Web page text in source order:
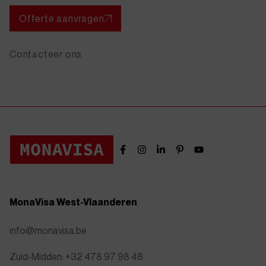
Offerte aanvragen
Contacteer ons
MonaVisa West-Vlaanderen
info@monavisa.be
Zuid-Midden: +32 478 97 98 48